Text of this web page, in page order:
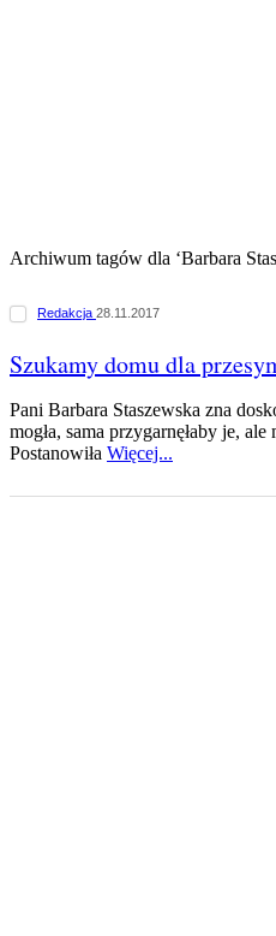
Archiwum tagów dla ‘Barbara
Redakcja 28.11.2017
Szukamy domu dla
Pani Barbara Staszewska zna
mogła, sama przygarnęłaby je,
Postanowiła Więcej...